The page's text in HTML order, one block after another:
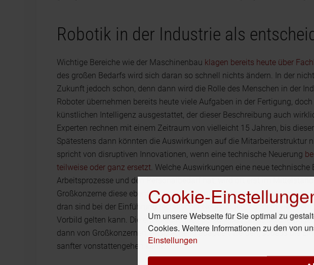
Robotik in der Industrie als
Wichtige Bereiche wie der Maschinenbau klagen bereits heute über
des großen Bedarfs wird sich daran so schnell nichts ändern. In der
Zukunft jedoch schon, denn dann wird die Rolle des Menschen in der
Roboter übernehmen bereits heute viele Aufgaben in der Fertigung,
künstlichen Intelligenz ausgestattet, der dieser Beschreibung auch
Experten rechnen mit einem Zeitraum von vielleicht 15 Jahren, bis
Spätestens dann könnten die Auswirkungen auf die Mitarbeiterstruktur
spricht von disruptiven Innovationen, wenn eine technische Neuerung
teilweise oder ganz ersetzt. Welche Auswirkungen eine neue
Arbeitsprozesse und den Personalbedarf hat, wird oft erst im Mittelstand
Großkonzerne diese ebenfalls übernehmen. Das bedeutet nicht, dass
dran sind bei der Einführung technischer Neuerungen, sondern viel
Vorbild gelten kann. Die entsprechenden personellen
dann von Großkonzernen entsprechend adaptiert werden, sodass die
sanfter vonstattengehen kann.
Cookie-
Um unsere Webseite für Sie optimal zu
Cookies. Weitere Informationen zu den von
Einstellungen